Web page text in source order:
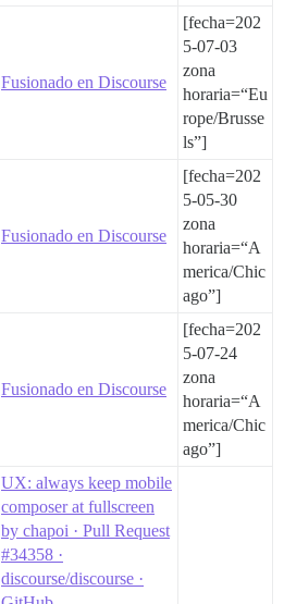
Fusionado en Discourse
[fecha=202
5-07-03
zona
horaria=“Eu
rope/Brusse
ls”]
Fusionado en Discourse
[fecha=202
5-05-30
zona
horaria=“A
merica/Chic
ago”]
Fusionado en Discourse
[fecha=202
5-07-24
zona
horaria=“A
merica/Chic
ago”]
UX: always keep mobile
composer at fullscreen
by chapoi · Pull Request
#34358 ·
discourse/discourse ·